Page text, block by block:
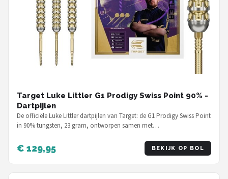
Target Luke Littler G1 Prodigy Swiss Point 90% -
Dartpijlen
De officiële Luke Littler dartpijlen van Target: de G1 Prodigy Swiss Point
in 90% tungsten, 23 gram, ontworpen samen met…
€ 129,95 BEKIJK OP BOL